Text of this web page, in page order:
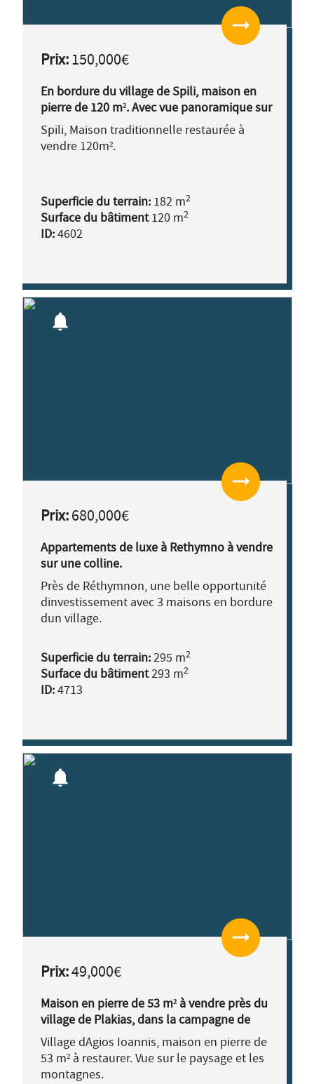
arrow_right_alt
Prix:150,000€
En bordure du village de Spili, maison en
pierre de 120 m². Avec vue panoramique sur
le paysage
Spili, Maison traditionnelle restaurée à
vendre 120m².
Superficie du terrain:182 m2
Surface du bâtiment120 m2
ID:4602
notifications
arrow_right_alt
Prix:680,000€
Appartements de luxe à Rethymno à vendre
sur une colline.
Près de Réthymnon, une belle opportunité
dinvestissement avec 3 maisons en bordure
dun village.
Superficie du terrain:295 m2
Surface du bâtiment293 m2
ID:4713
notifications
arrow_right_alt
Prix:49,000€
Maison en pierre de 53 m² à vendre près du
village de Plakias, dans la campagne de
Réthymnon Sud.
Village dAgios Ioannis, maison en pierre de
53 m² à restaurer. Vue sur le paysage et les
montagnes.